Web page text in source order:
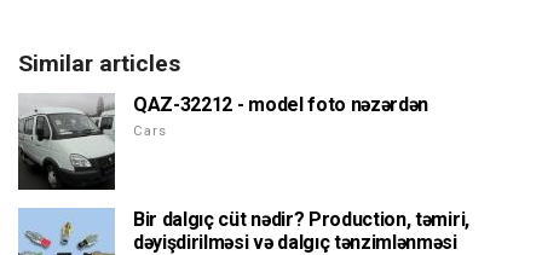
Similar articles
QAZ-32212 - model foto nəzərdən
Cars
Bir dalgıç cüt nədir? Production, təmiri,
dəyişdirilməsi və dalgıç tənzimlənməsi